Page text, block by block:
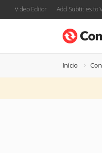
Video Editor Add Subtitles to
Início